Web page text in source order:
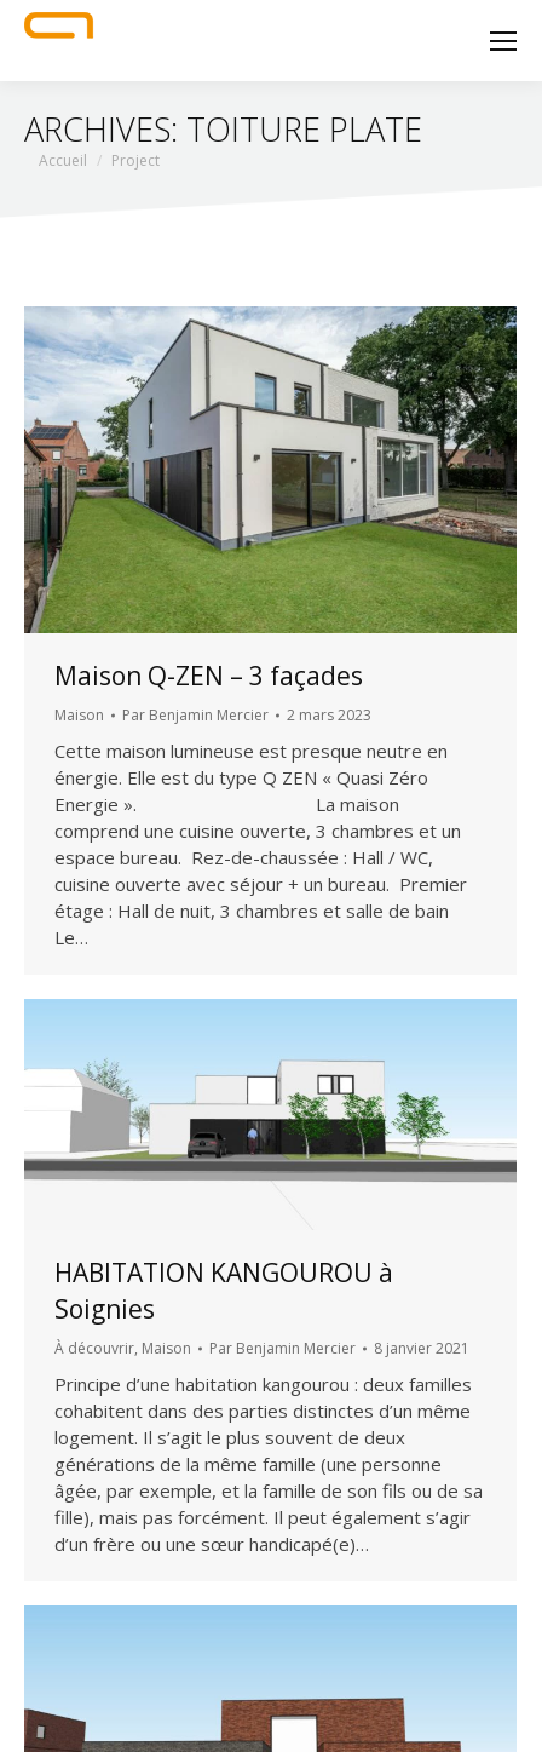
ARCHIVES: TOITURE PLATE
Vous êtes ici :
Accueil Project
Maison Q-ZEN – 3 façades
Maison Par Benjamin Mercier 2 mars 2023
Cette maison lumineuse est presque neutre en
énergie. Elle est du type Q ZEN « Quasi Zéro
Energie ». La maison
comprend une cuisine ouverte, 3 chambres et un
espace bureau. Rez-de-chaussée : Hall / WC,
cuisine ouverte avec séjour + un bureau. Premier
étage : Hall de nuit, 3 chambres et salle de bain
Le…
HABITATION KANGOUROU à
Soignies
À découvrir, Maison Par Benjamin Mercier 8 janvier 2021
Principe d’une habitation kangourou : deux familles
cohabitent dans des parties distinctes d’un même
logement. Il s’agit le plus souvent de deux
générations de la même famille (une personne
âgée, par exemple, et la famille de son fils ou de sa
fille), mais pas forcément. Il peut également s’agir
d’un frère ou une sœur handicapé(e)…